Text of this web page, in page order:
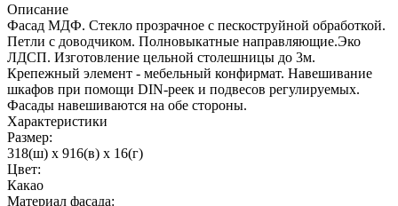
Описание
Фасад МДФ. Стекло прозрачное с пескоструйной обработкой.
Петли с доводчиком. Полновыкатные направляющие.Эко
ЛДСП. Изготовление цельной столешницы до 3м.
Крепежный элемент - мебельный конфирмат. Навешивание
шкафов при помощи DIN-реек и подвесов регулируемых.
Фасады навешиваются на обе стороны.
Характеристики
Размер:
318(ш) x 916(в) x 16(г)
Цвет:
Какао
Материал фасада: